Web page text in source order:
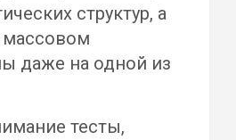
структур, а
массовом
даже на одной из
тесты,